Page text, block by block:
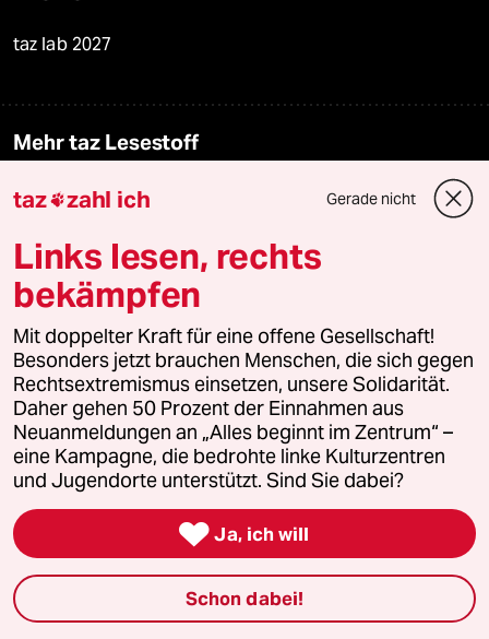
taz lab 2027
Mehr taz Lesestoff
taz Blogs
taz FUTURZWEI
Le Monde diplomatique
taz Archiv
Mehr taz Angebote
Reisen
Kantine
taz zahl ich Gerade nicht
Links lesen, rechts
bekämpfen
Mit doppelter Kraft für eine offene Gesellschaft!
Besonders jetzt brauchen Menschen, die sich gegen
Rechtsextremismus einsetzen, unsere Solidarität.
Daher gehen 50 Prozent der Einnahmen aus
Neuanmeldungen an „Alles beginnt im Zentrum“ –
eine Kampagne, die bedrohte linke Kulturzentren
und Jugendorte unterstützt. Sind Sie dabei?
 Ja, ich will
Schon dabei!